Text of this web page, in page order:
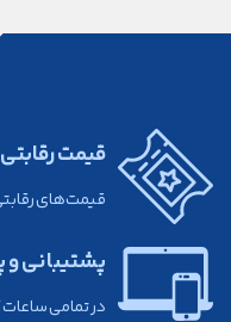
قیمت
قیمت‌های
پشتیبانی
در تمامی